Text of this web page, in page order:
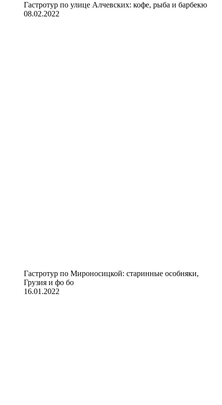
Гастротур по улице Алчевских: кофе, рыба и барбекю
08.02.2022
Гастротур по Мироносицкой: старинные особняки,
Грузия и фо бо
16.01.2022